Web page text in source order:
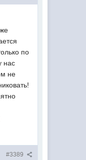
по
нас
не
#3389